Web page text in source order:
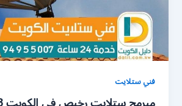
فني ستلايت